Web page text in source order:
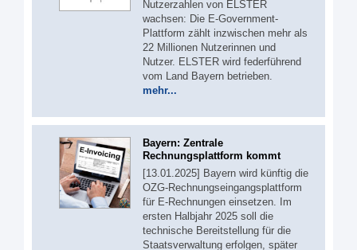
Nutzerzahlen von ELSTER
wachsen: Die E-Government-
Plattform zählt inzwischen mehr als
22 Millionen Nutzerinnen und
Nutzer. ELSTER wird federführend
vom Land Bayern betrieben.
mehr...
Bayern: Zentrale
Rechnungsplattform kommt
[13.01.2025] Bayern wird künftig die
OZG-Rechnungseingangsplattform
für E-Rechnungen einsetzen. Im
ersten Halbjahr 2025 soll die
technische Bereitstellung für die
Staatsverwaltung erfolgen, später